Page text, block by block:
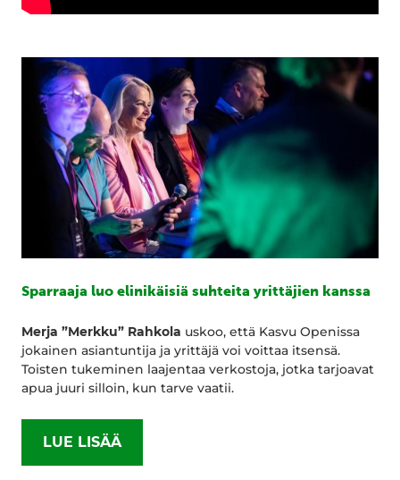
Sparraaja luo elinikäisiä suhteita yrittäjien kanssa
Merja ”Merkku” Rahkola uskoo, että Kasvu Openissa
jokainen asiantuntija ja yrittäjä voi voittaa itsensä.
Toisten tukeminen laajentaa verkostoja, jotka tarjoavat
apua juuri silloin, kun tarve vaatii.
LUE LISÄÄ